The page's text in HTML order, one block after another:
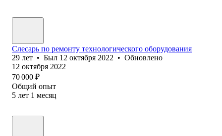
Слесарь по ремонту технологического оборудования
29 лет • Был 12 октября 2022 • Обновлено
12 октября 2022
70 000 ₽
Общий опыт
5 лет 1 месяц